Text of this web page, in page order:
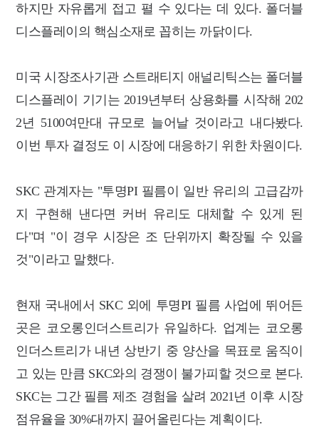
하지만 자유롭게 접고 펼 수 있다는 데 있다. 폴더블
디스플레이의 핵심소재로 꼽히는 까닭이다.
미국 시장조사기관 스트래티지 애널리틱스는 폴더블
디스플레이 기기는 2019년부터 상용화를 시작해 202
2년 5100여만대 규모로 늘어날 것이라고 내다봤다.
이번 투자 결정도 이 시장에 대응하기 위한 차원이다.
SKC 관계자는 "투명PI 필름이 일반 유리의 고급감까
지 구현해 낸다면 커버 유리도 대체할 수 있게 된
다"며 "이 경우 시장은 조 단위까지 확장될 수 있을
것"이라고 말했다.
현재 국내에서 SKC 외에 투명PI 필름 사업에 뛰어든
곳은 코오롱인더스트리가 유일하다. 업계는 코오롱
인더스트리가 내년 상반기 중 양산을 목표로 움직이
고 있는 만큼 SKC와의 경쟁이 불가피할 것으로 본다.
SKC는 그간 필름 제조 경험을 살려 2021년 이후 시장
점유율을 30%대까지 끌어올린다는 계획이다.